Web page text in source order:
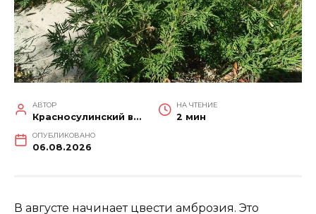
АВТОР
Красносулинский вестник
НА ЧТЕНИЕ
2 мин
ОПУБЛИКОВАНО
06.08.2026
В августе начинает цвести амброзия. Это